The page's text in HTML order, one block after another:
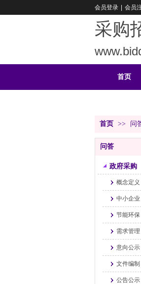
采购
会员登录 会员
首页
首页 >> 问
问答
政府采购
概念定义
中小企业
节能环保
需求管理
意向公示
文件编制
公告公示